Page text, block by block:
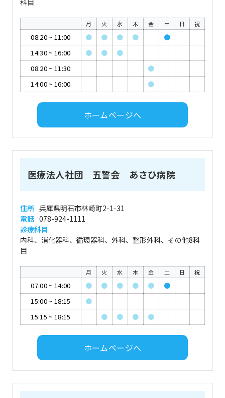
科目
月 火 水 木 金 土 日 祝
08:20~ 11:00 ● ● ● ●
●
14:30~ 16:00 ● ●
●
08:20~ 11:30
●
14:00~ 16:00 ●
ホームページへ
医療法人社団 五誓会 あさひ病院
住所 兵庫県明石市林崎町2-1-31
電話 078-924-1111
診療科目
内科、消化器科、循環器科、外科、整形外科、その他8科
目
月 火 水 木 金 土 日 祝
07:00~ 14:00 ● ● ● ● ●
●
15:00~ 18:15
●
15:15 ~ 18:15 ● ● ● ●
ホームページへ